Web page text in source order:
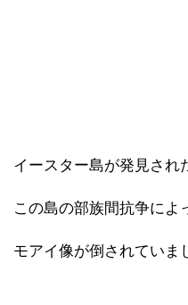
イースター島が発見され
この島の部族間抗争によ
モアイ像が倒されていま